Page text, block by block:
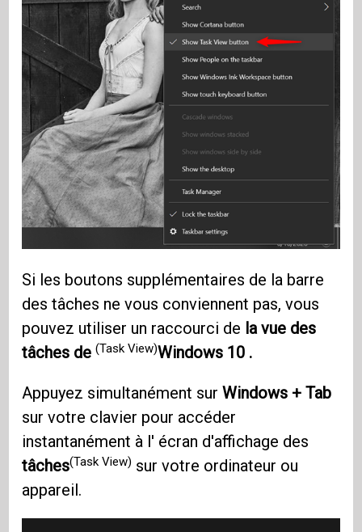
Si les boutons supplémentaires de la barre
des tâches ne vous conviennent pas, vous
pouvez utiliser un raccourci de la vue des
tâches de(Task View)Windows 10 .
Appuyez simultanément surWindows + Tab
sur votre clavier pour accéder
instantanément à l' écran d'affichage des
tâches(Task View) sur votre ordinateur ou
appareil.